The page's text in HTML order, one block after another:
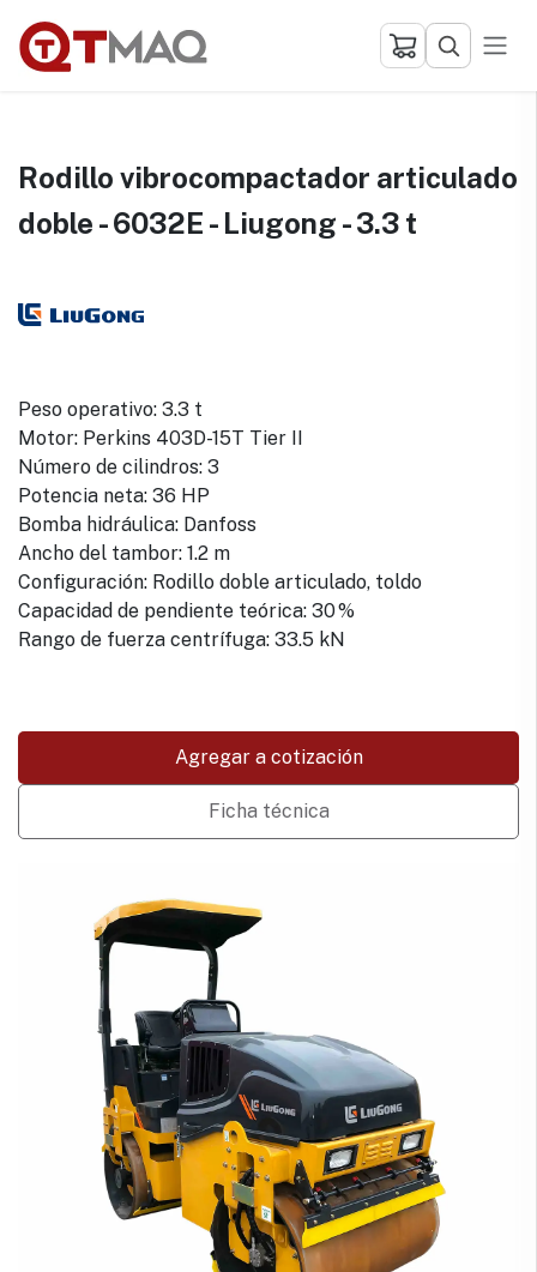
Rodillo vibrocompactador articulado
doble - 6032E - Liugong - 3.3 t
Peso operativo: 3.3 t
Motor: Perkins 403D-15T Tier II
Número de cilindros: 3
Potencia neta: 36 HP
Bomba hidráulica: Danfoss
Ancho del tambor: 1.2 m
Configuración: Rodillo doble articulado, toldo
Capacidad de pendiente teórica: 30 %
Rango de fuerza centrífuga: 33.5 kN
Agregar a cotización
Ficha técnica